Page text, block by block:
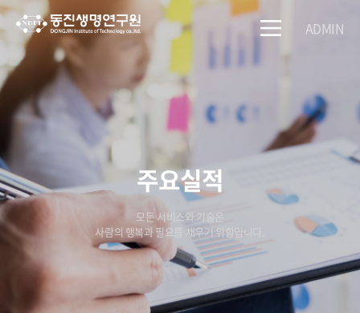
ADMIN
주요실적
모든 서비스와 기술은
사람의 행복과 필요를 채우기 위함입니다.